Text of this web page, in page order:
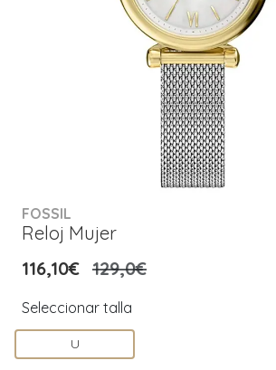
FOSSIL
Reloj Mujer
116,10€ 129,0€
Seleccionar talla
U